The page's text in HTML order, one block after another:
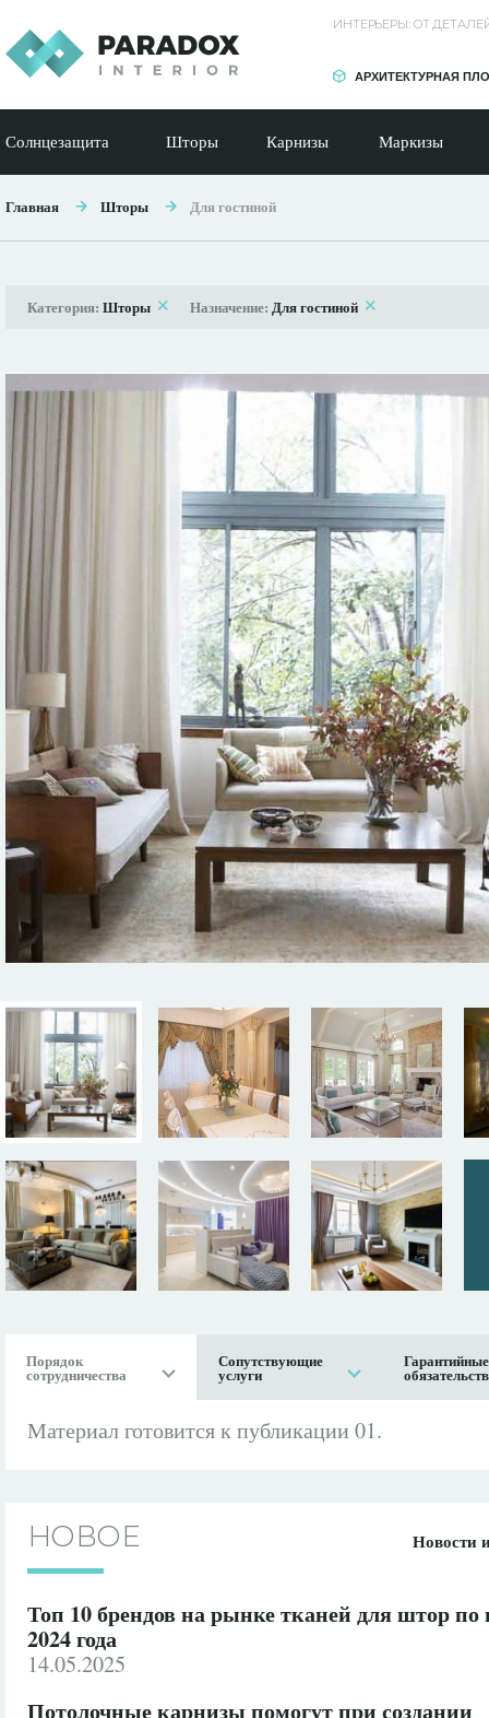
ИНТЕРЬЕРЫ: ОТ
АРХИТЕКТУРНАЯ
Солнцезащита Шторы Карнизы Маркизы
Главная Шторы Для гостиной
Категория: Шторы Назначение: Для гостиной
Порядок
сотрудничества
Сопутствующие
услуги
Гарантийные
Материал готовится к публикации 01.
НОВОЕ
Топ 10 брендов на рынке тканей для штор по
2024 года
14.05.2025
Потолочные карнизы помогут при создании
Новости